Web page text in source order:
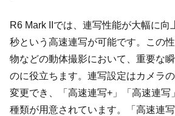
R6 Mark IIでは、連写性能が大幅に向
秒という高速連写が可能です。この
物などの動体撮影において、重要な
のに役立ちます。連写設定はカメラ
変更でき、「高速連写+」「高速連写
種類が用意されています。「高速連